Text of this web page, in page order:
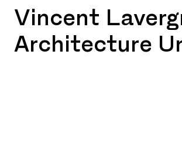
Vincent
Architecture